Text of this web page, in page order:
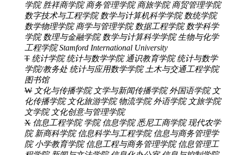
学院 胜祥商学院 商务管理学院 商旅学院 商贸管理学院
数字技术与工程学院 数学与计算机科学学院 数统学院
数学物理学院 商学与管理学院 数据工程学院 数学科学
学院 数理与金融学院 数学与计算科学学院 生物与化学
工程学院 Stamford International University
T 统计学院 统计与数学学院 通识教育学院 统计与数学
学院/教务处 统计与应用数学学院 土木与交通工程学院
图书馆
W 文化与传播学院 文学与新闻传播学院 外国语学院 文
化传播学院 文化旅游学院 物流学院 外语学院 文旅学院
文学院 文化创意与管理学院
X 信息工程学院 学院 信息学院 悉尼工商学院 现代农学
院 新商科学院 信息科学与工程学院 信息与商务管理学
院 小学教育学院 信息工程与商务管理学院 信息管理工